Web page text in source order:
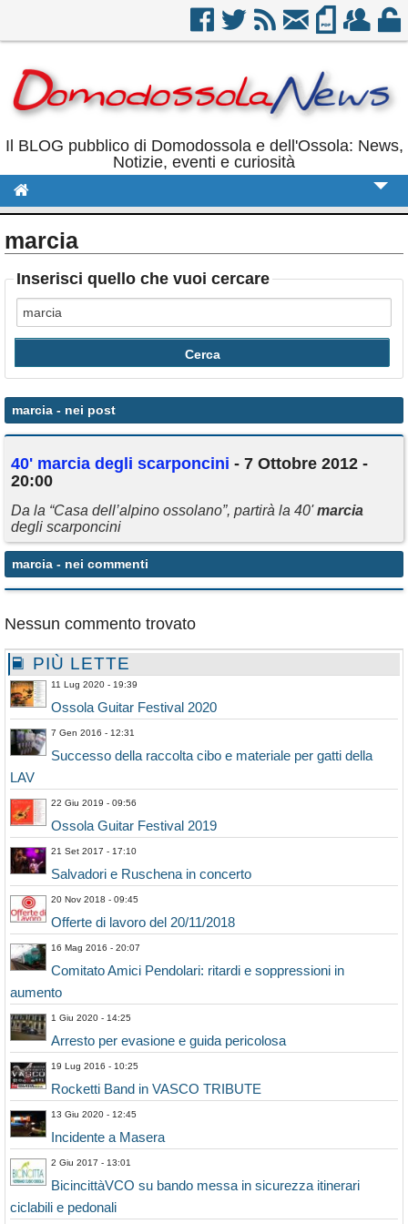
Il BLOG pubblico di Domodossola e dell'Ossola: News,
Notizie, eventi e curiosità
Politica
Eventi
Calendario
Annunci
marcia
Inserisci quello che vuoi cercare
marcia - nei post
40' marcia degli scarponcini - 7 Ottobre 2012 -
20:00
Da la “Casa dell’alpino ossolano”, partirà la 40'marcia
degli scarponcini
marcia - nei commenti
Nessun commento trovato
PIÙ LETTE
11 Lug 2020 - 19:39
Ossola Guitar Festival 2020
7 Gen 2016 - 12:31
Successo della raccolta cibo e materiale per gatti della
LAV
22 Giu 2019 - 09:56
Ossola Guitar Festival 2019
21 Set 2017 - 17:10
Salvadori e Ruschena in concerto
20 Nov 2018 - 09:45
Offerte di lavoro del 20/11/2018
16 Mag 2016 - 20:07
Comitato Amici Pendolari: ritardi e soppressioni in
aumento
1 Giu 2020 - 14:25
Arresto per evasione e guida pericolosa
19 Lug 2016 - 10:25
Rocketti Band in VASCO TRIBUTE
13 Giu 2020 - 12:45
Incidente a Masera
2 Giu 2017 - 13:01
BicincittàVCO su bando messa in sicurezza itinerari
ciclabili e pedonali